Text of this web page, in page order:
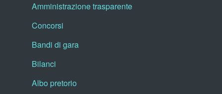
Amministrazione trasparente
Concorsi
Bandi di gara
Bilanci
Albo pretorio